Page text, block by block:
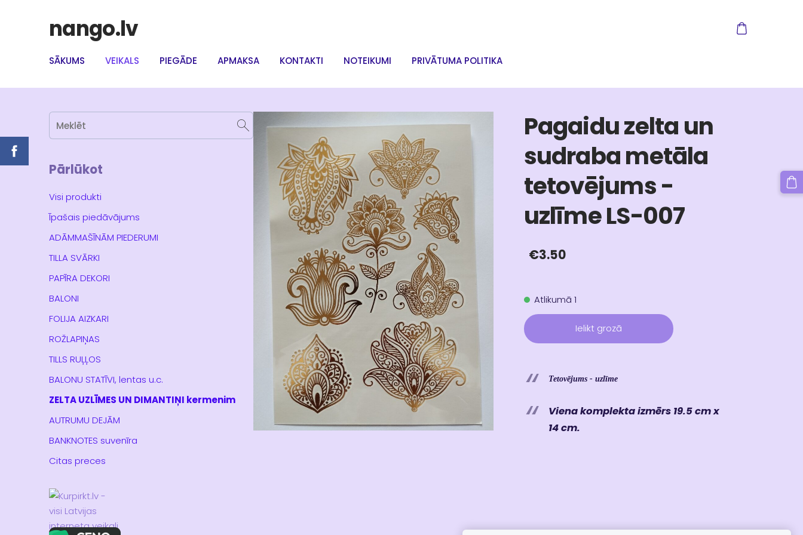
nango.lv
SĀKUMS VEIKALS PIEGĀDE APMAKSA KONTAKTI NOTEIKUMI PRIVĀTUMA POLITIKA
Pārlūkot
Visi produkti
Īpašais piedāvājums
ADĀMMAŠĪNĀM PIEDERUMI
TILLA SVĀRKI
PAPĪRA DEKORI
BALONI
FOLIJA AIZKARI
ROŽLAPIŅAS
TILLS RUĻĻOS
BALONU STATĪVI, lentas u.c.
ZELTA UZLĪMES UN DIMANTIŅI kermenim
AUTRUMU DEJĀM
BANKNOTES suvenīra
Citas preces
Pagaidu zelta un
sudraba metāla
tetovējums -
uzlīme LS-007
€3.50
Atlikumā 1
Ielikt grozā
Tetovējums - uzlīme
Viena komplekta izmērs 19.5 cm x
14 cm.